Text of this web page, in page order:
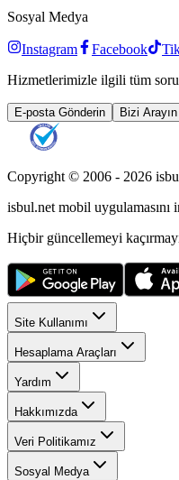
Sosyal Medya
Instagram Facebook
Hizmetlerimizle ilgili tüm
E-posta Gönderin Bizi Arayın
Copyright © 2006 - 2026
isbul.net mobil uygulamasını
Hiçbir güncellemeyi
Site Kullanımı
Hesaplama Araçları
Yardım
Hakkımızda
Veri Politikamız
Sosyal Medya